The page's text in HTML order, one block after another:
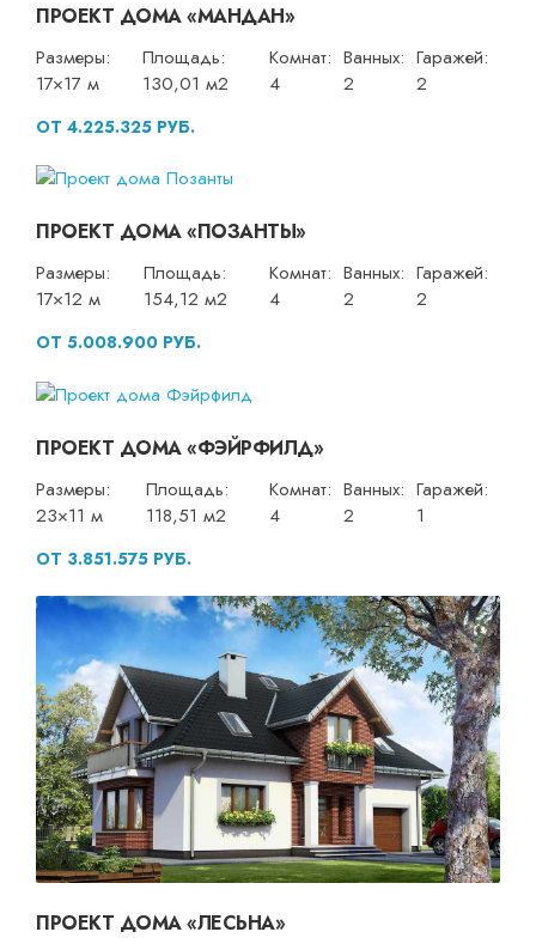
ПРОЕКТ ДОМА «МАНДАН»
Размеры:
17×17 м
Площадь:
130,01 м2
Комнат:
4
Ванных:
2
Гаражей:
2
ОТ 4.225.325 РУБ.
ПРОЕКТ ДОМА «ПОЗАНТЫ»
Размеры:
17×12 м
Площадь:
154,12 м2
Комнат:
4
Ванных:
2
Гаражей:
2
ОТ 5.008.900 РУБ.
ПРОЕКТ ДОМА «ФЭЙРФИЛД»
Размеры:
23×11 м
Площадь:
118,51 м2
Комнат:
4
Ванных:
2
Гаражей:
1
ОТ 3.851.575 РУБ.
ПРОЕКТ ДОМА «ЛЕСЬНА»